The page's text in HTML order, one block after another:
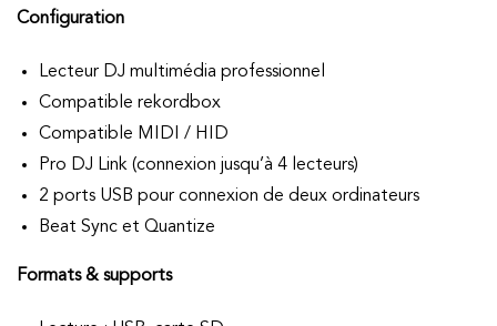
Configuration
Lecteur DJ multimédia professionnel
Compatible rekordbox
Compatible MIDI / HID
Pro DJ Link (connexion jusqu’à 4 lecteurs)
2 ports USB pour connexion de deux ordinateurs
Beat Sync et Quantize
Formats & supports